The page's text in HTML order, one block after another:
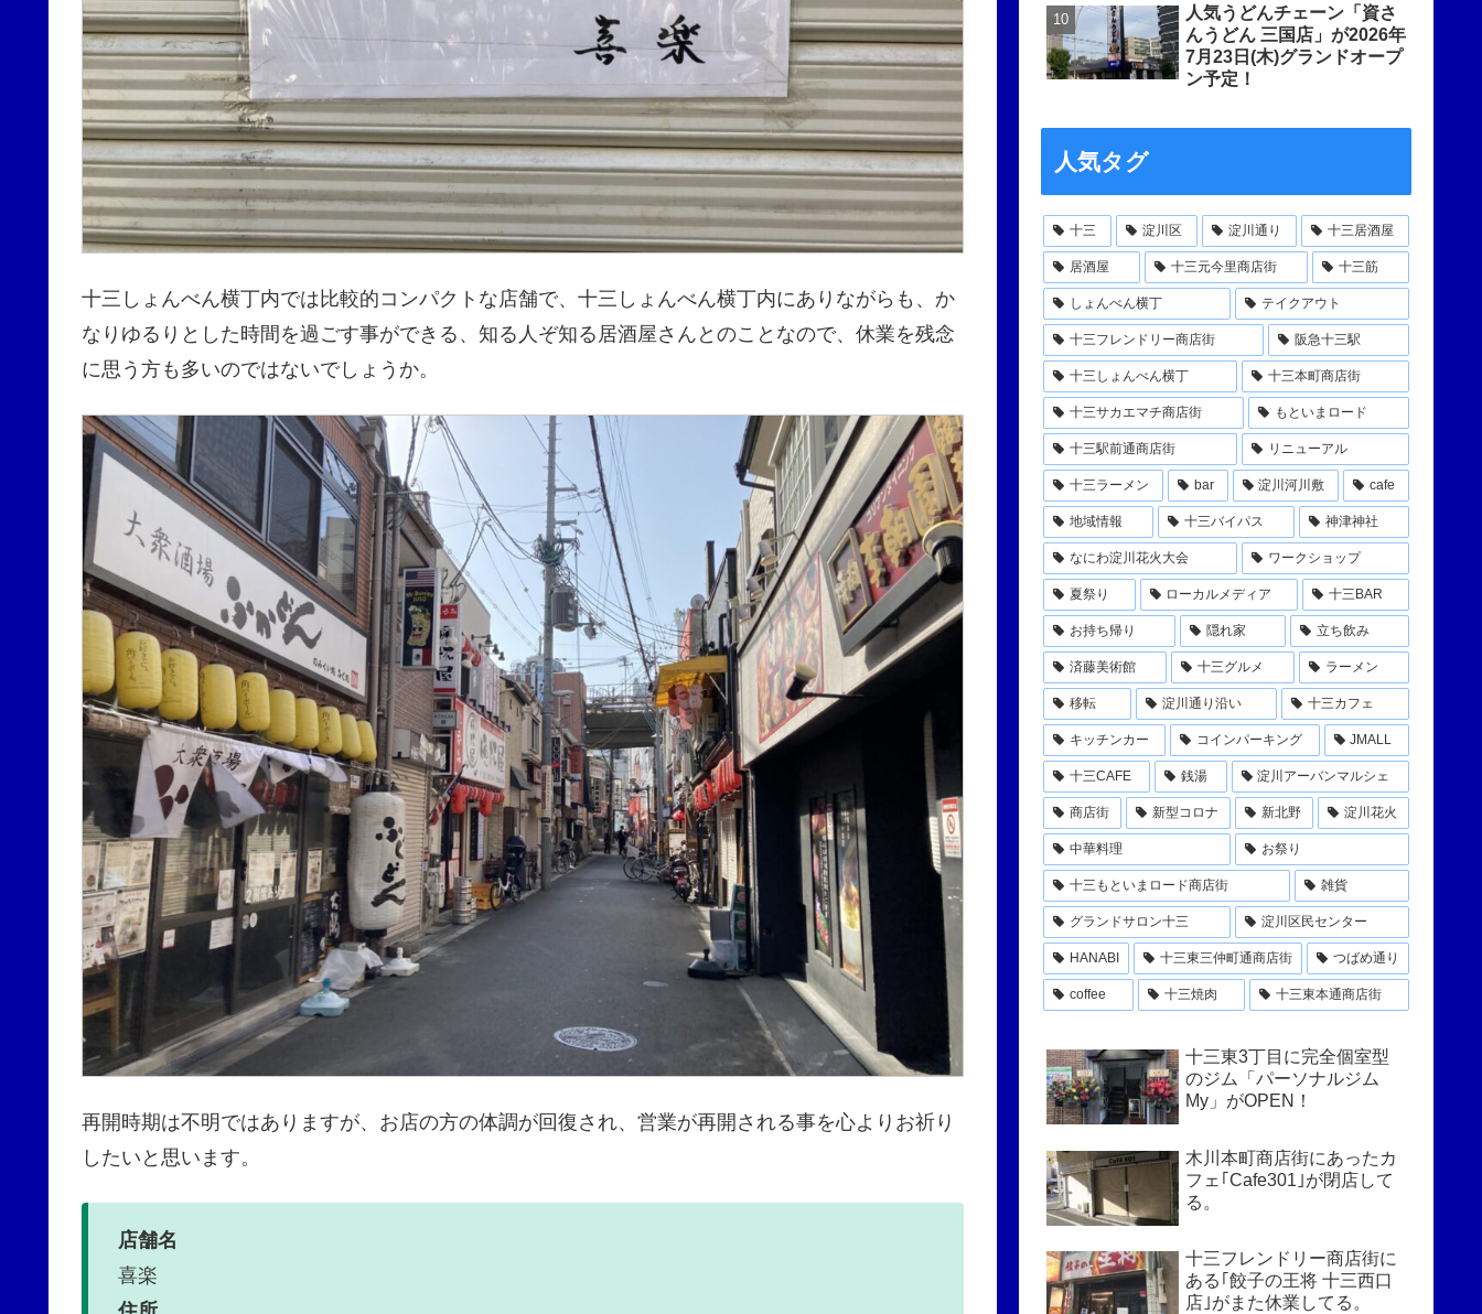
十三しょんべん横丁内では比較的コンパクトな店舗で、十三しょんべん横丁内にありながらも、か
なりゆるりとした時間を過ごす事ができる、知る人ぞ知る居酒屋さんとのことなので、休業を残念
に思う方も多いのではないでしょうか。
再開時期は不明ではありますが、お店の方の体調が回復され、営業が再開される事を心よりお祈り
したいと思います。
店舗名
喜楽
人気うどんチェーン「資さ
んうどん 三国店」が2026年
7月23日(木)グランドオープ
ン予定！
人気タグ
十三 淀川区 淀川通り 十三居酒屋
居酒屋 十三元今里商店街 十三筋
しょんべん横丁 テイクアウト
十三フレンドリー商店街 阪急十三駅
十三しょんべん横丁 十三本町商店街
十三サカエマチ商店街 もといまロード
十三駅前通商店街 リニューアル
十三ラーメン bar 淀川河川敷 cafe
地域情報 十三バイパス 神津神社
なにわ淀川花火大会 ワークショップ
夏祭り ローカルメディア 十三BAR
お持ち帰り 隠れ家 立ち飲み
済藤美術館 十三グルメ ラーメン
移転 淀川通り沿い 十三カフェ
キッチンカー コインパーキング JMALL
十三CAFE 銭湯 淀川アーバンマルシェ
商店街 新型コロナ 新北野 淀川花火
中華料理 お祭り
十三もといまロード商店街 雑貨
グランドサロン十三 淀川区民センター
HANABI 十三東三仲町通商店街 つばめ通り
coffee 十三焼肉 十三東本通商店街
十三東3丁目に完全個室型
のジム「パーソナルジム
My」がOPEN！
木川本町商店街にあったカ
フェ｢Cafe301｣が閉店して
る。
十三フレンドリー商店街に
ある｢餃子の王将 十三西口
店｣がまた休業してる。